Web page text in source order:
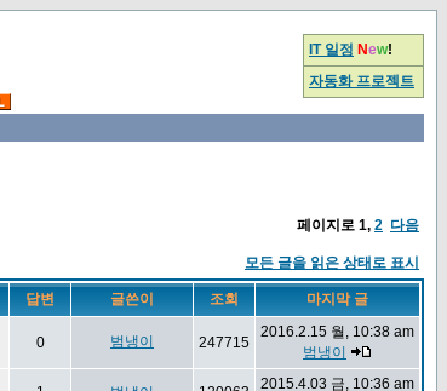
IT 일정 New!
자동화 프로젝트
페이지로 1, 2 다음
모든 글을 읽은 상태로 표시
답변 글쓴이 조회 마지막 글
0 범냉이 247715
2016.2.15 월, 10:38 am
범냉이
2015.4.03 금, 10:36 am